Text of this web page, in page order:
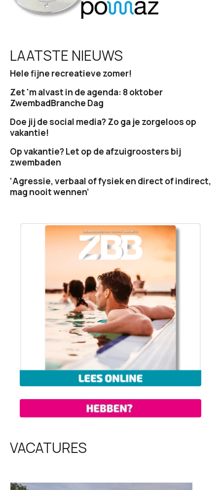
LAATSTE NIEUWS
Hele fijne recreatieve zomer!
Zet 'm alvast in de agenda: 8 oktober
ZwembadBranche Dag
Doe jij de social media? Zo ga je zorgeloos op
vakantie!
Op vakantie? Let op de afzuigroosters bij
zwembaden
‘Agressie, verbaal of fysiek en direct of indirect,
mag nooit wennen’
VACATURES